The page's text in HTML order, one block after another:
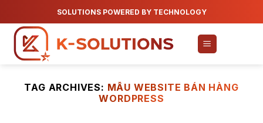
to
content
SOLUTIONS POWERED BY TECHNOLOGY
TAG ARCHIVES: MẪU WEBSITE BÁN HÀNG
WORDPRESS